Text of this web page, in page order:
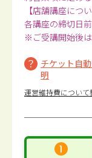
【店舗講座につ
各講座の締切日
※ご受講開始後は
チケット自
明
運営維持費について